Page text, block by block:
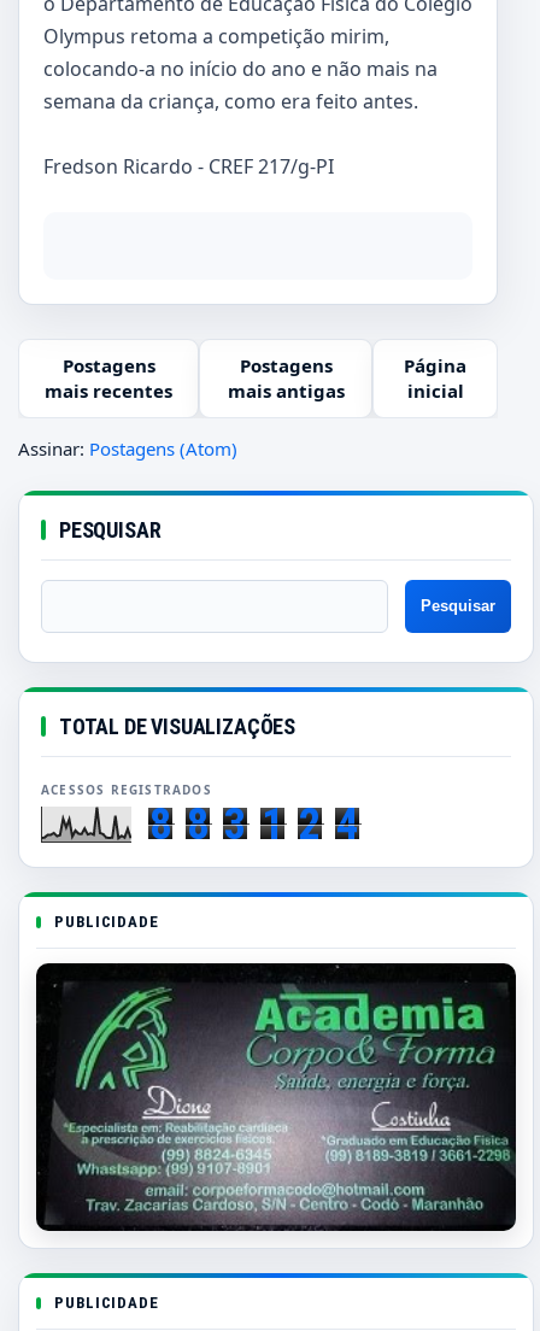
Olympus retoma a competição mirim,
colocando-a no início do ano e não mais na
semana da criança, como era feito antes.
Fredson Ricardo - CREF 217/g-PI
Postagens
mais recentes
Postagens
mais antigas
Página
inicial
Assinar: Postagens (Atom)
PESQUISAR
TOTAL DE VISUALIZAÇÕES
8 8 3 1 2 4
PUBLICIDADE
PUBLICIDADE